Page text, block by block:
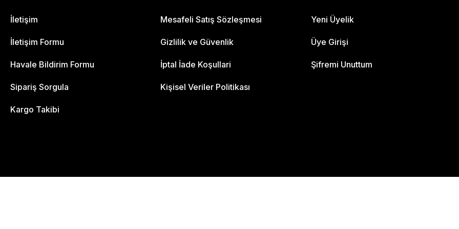
İletişim
İletişim Formu
Havale Bildirim Formu
Sipariş Sorgula
Kargo Takibi
Mesafeli Satış Sözleşmesi
Gizlilik ve Güvenlik
İptal İade Koşullari
Kişisel Veriler Politikası
Yeni Üyelik
Üye Girişi
Şifremi Unuttum